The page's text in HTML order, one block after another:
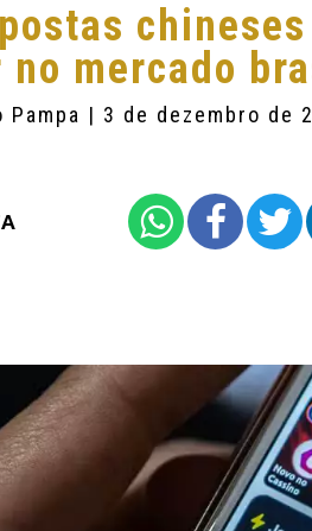
no mercado
Pampa | 3 de dezembro de